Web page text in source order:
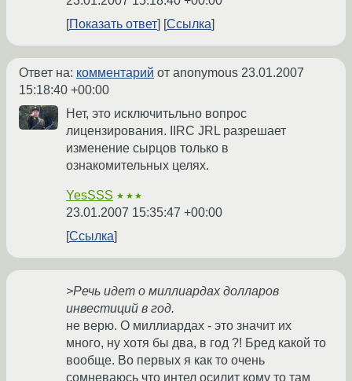
Показать ответ
Ссылка
Ответ на: комментарий от anonymous 23.01.2007
15:18:40 +00:00
Нет, это исключитьльно вопрос
лицензирования. IIRC JRL разрешает
изменение сырцов только в
ознакомительных целях.
YesSSS ★★★
23.01.2007 15:35:47 +00:00
Ссылка
>Речь идет о миллиардах долларов
инвестиций в год.
не верю. О миллиардах - это значит их
много, ну хотя бы два, в год ?! Бред какой то
вообще. Во первых я как то очень
сомневаюсь что интел осилит кому то там